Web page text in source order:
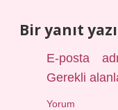
Bir yanıt
E-posta
Gerekli
Yorum